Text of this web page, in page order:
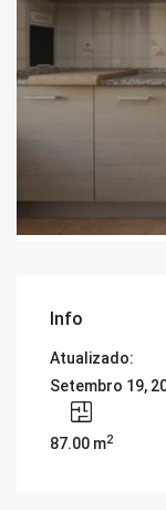
Info
Atualizado:
Setembro 19,
87.00 m2